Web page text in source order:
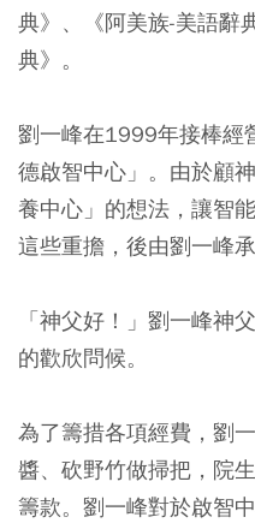
典》、《阿美族-美語辭
典》。
劉一峰在1999年接棒經
德啟智中心」。由於顧
養中心」的想法，讓智
這些重擔，後由劉一峰承
「神父好！」劉一峰神
的歡欣問候。
為了籌措各項經費，劉
醬、砍野竹做掃把，院
籌款。劉一峰對於啟智